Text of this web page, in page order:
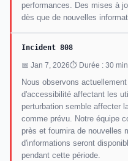
performances. Des mises à
dès que de nouvelles
Incident 808
📅 Jan 7, 2026⏱ Durée : 30
Nous observons
d'accessibilité affectant les
perturbation semble affecter
comme prévu. Notre équipe
près et fournira de nouvelles
d'informations seront
pendant cette période.